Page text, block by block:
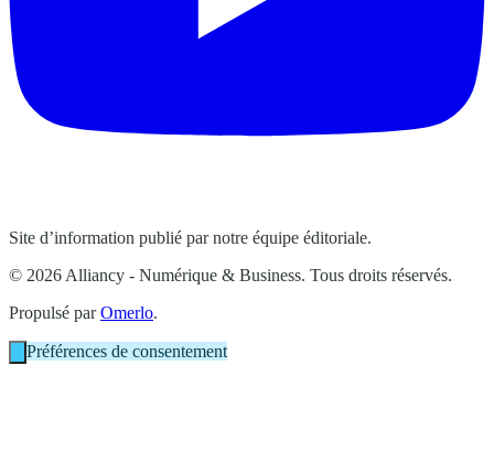
Site d’information publié par notre équipe éditoriale.
© 2026 Alliancy - Numérique & Business. Tous droits réservés.
Propulsé parOmerlo.
Préférences de consentement